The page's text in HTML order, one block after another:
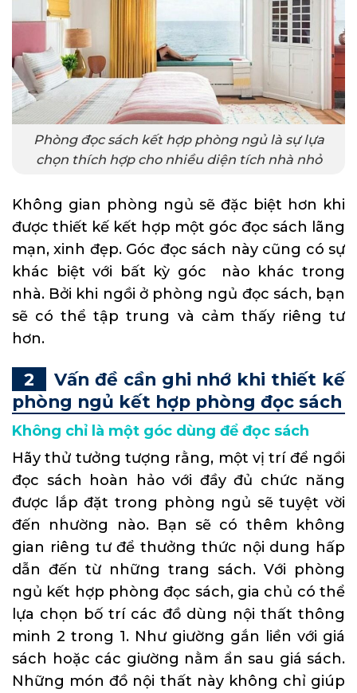
Phòng đọc sách kết hợp phòng ngủ là sự lựa
chọn thích hợp cho nhiều diện tích nhà nhỏ
Không gian phòng ngủ sẽ đặc biệt hơn khi
được thiết kế kết hợp một góc đọc sách lãng
mạn, xinh đẹp. Góc đọc sách này cũng có sự
khác biệt với bất kỳ góc nào khác trong
nhà. Bởi khi ngồi ở phòng ngủ đọc sách, bạn
sẽ có thể tập trung và cảm thấy riêng tư
hơn.
Vấn đề cần ghi nhớ khi thiết kế
phòng ngủ kết hợp phòng đọc sách
Không chỉ là một góc dùng để đọc sách
Hãy thử tưởng tượng rằng, một vị trí để ngồi
đọc sách hoàn hảo với đầy đủ chức năng
được lắp đặt trong phòng ngủ sẽ tuyệt vời
đến nhường nào. Bạn sẽ có thêm không
gian riêng tư để thưởng thức nội dung hấp
dẫn đến từ những trang sách. Với phòng
ngủ kết hợp phòng đọc sách, gia chủ có thể
lựa chọn bố trí các đồ dùng nội thất thông
minh 2 trong 1. Như giường gắn liền với giá
sách hoặc các giường nằm ẩn sau giá sách.
Những món đồ nội thất này không chỉ giúp